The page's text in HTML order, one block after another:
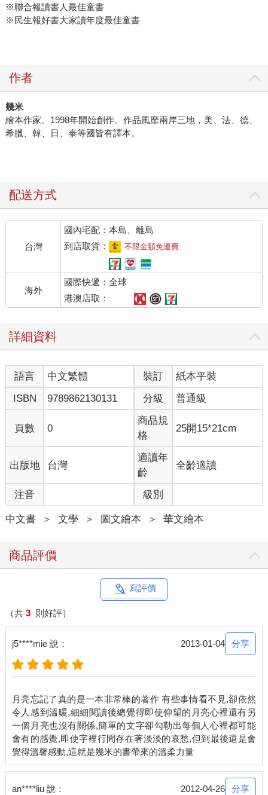
※聯合報讀書人最佳童書
※民生報好書大家讀年度最佳童書
作者
幾米
繪本作家。1998年開始創作。作品風靡兩岸三地，美、法、德、
希臘、韓、日、泰等國皆有譯本。
配送方式
台灣
國內宅配：本島、離島
到店取貨：
不限金額免運費
海外
國際快遞：全球
港澳店取：
詳細資料
語言 中文繁體 裝訂
紙本平裝
ISBN
9789862130131 分級 普通級
頁數 0
商品規
格
25開15*21cm
出版地 台灣
適讀年
齡
全齡適讀
注音 級別
中文書 ＞ 文學 ＞ 圖文繪本 ＞ 華文繪本
商品評價
寫評價
（共 3 則好評）
j5****mie 說： 2013-01-04 分享
月亮忘記了真的是一本非常棒的著作 有些事情看不見,卻依然
令人感到溫暖,細細閱讀後總覺得即使仰望的月亮心裡還有另
一個月亮也沒有關係,簡單的文字卻勾勒出每個人心裡都可能
會有的感覺,即使字裡行間存在著淡淡的哀愁,但到最後還是會
覺得溫馨感動,這就是幾米的書帶來的溫柔力量
an****liu 說： 2012-04-26 分享